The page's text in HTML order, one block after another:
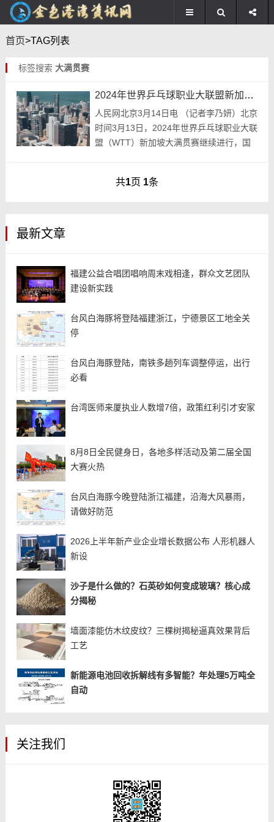
首页>TAG列表
标签搜索 大满贯赛
2024年世界乒乓球职业大联盟新加坡大满贯赛继续进行
人民网北京3月14日电 （记者李乃妍）北京
时间3月13日，2024年世界乒乓球职业大联
盟（WTT）新加坡大满贯赛继续进行，国
共1页 1条
最新文章
福建公益合唱团唱响周末戏相逢，群众文艺团队
建设新实践
台风白海豚将登陆福建浙江，宁德景区工地全关
停
台风白海豚登陆，南铁多趟列车调整停运，出行
必看
台湾医师来厦执业人数增7倍，政策红利引才安家
8月8日全民健身日，各地多样活动及第二届全国
大赛火热
台风白海豚今晚登陆浙江福建，沿海大风暴雨，
请做好防范
2026上半年新产业企业增长数据公布 人形机器人
新设
沙子是什么做的？石英砂如何变成玻璃？核心成
分揭秘
墙面漆能仿木纹皮纹？三棵树揭秘逼真效果背后
工艺
新能源电池回收拆解线有多智能？年处理5万吨全
自动
关注我们